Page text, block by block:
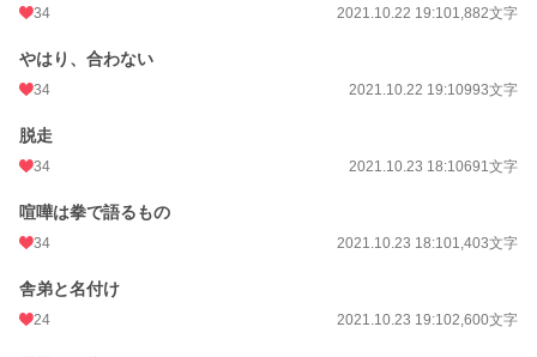
34 2021.10.22 19:101,882文字
やはり、合わない
34 2021.10.22 19:10993文字
脱走
34 2021.10.23 18:10691文字
喧嘩は拳で語るもの
34 2021.10.23 18:101,403文字
舎弟と名付け
24 2021.10.23 19:102,600文字